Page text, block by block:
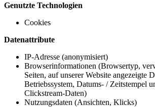
Genutzte Technologien
Cookies
Datenattribute
IP-Adresse (anonymisiert)
Browserinformationen (Browsertyp,
Seiten, auf unserer Website angezeigte
Betriebssystem, Datums- / Zeitstempel
Clickstream-Daten)
Nutzungsdaten (Ansichten, Klicks)